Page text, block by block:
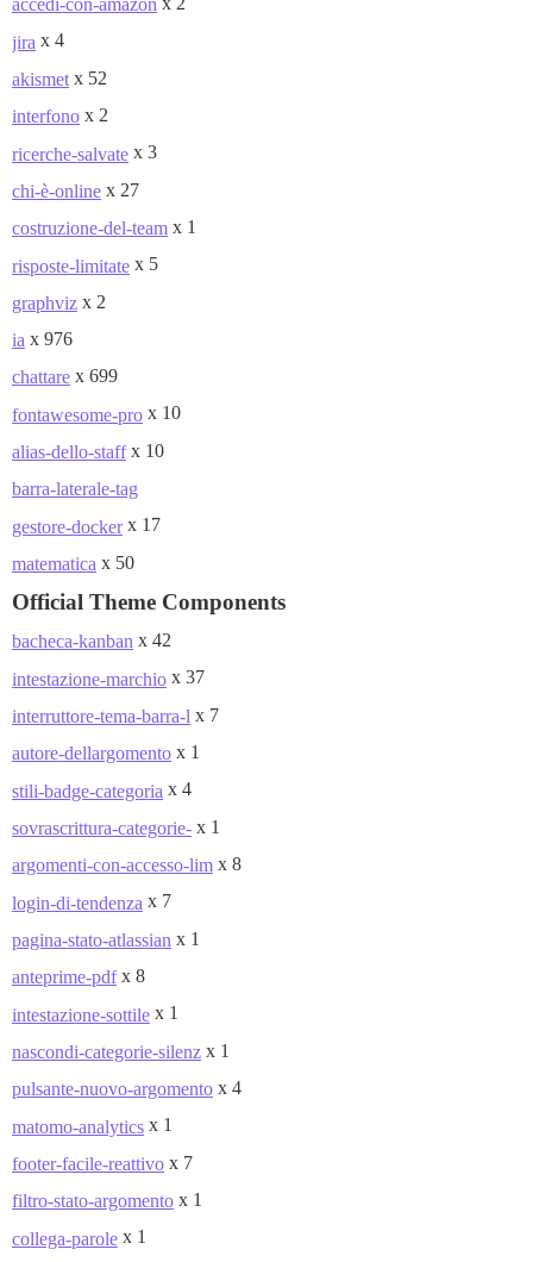
accedi-con-amazon
jira x 4
akismet x 52
interfono x 2
ricerche-salvate x 3
chi-è-online x 27
costruzione-del-team x 1
risposte-limitate x 5
graphviz x 2
ia x 976
chattare x 699
fontawesome-pro x 10
alias-dello-staff x 10
barra-laterale-tag
gestore-docker x 17
matematica x 50
Official Theme Components
bacheca-kanban x 42
intestazione-marchio x 37
interruttore-tema-barra-l x 7
autore-dellargomento x 1
stili-badge-categoria x 4
sovrascrittura-categorie- x 1
argomenti-con-accesso-lim x 8
login-di-tendenza x 7
pagina-stato-atlassian x 1
anteprime-pdf x 8
intestazione-sottile x 1
nascondi-categorie-silenz x 1
pulsante-nuovo-argomento x 4
matomo-analytics x 1
footer-facile-reattivo x 7
filtro-stato-argomento x 1
collega-parole x 1